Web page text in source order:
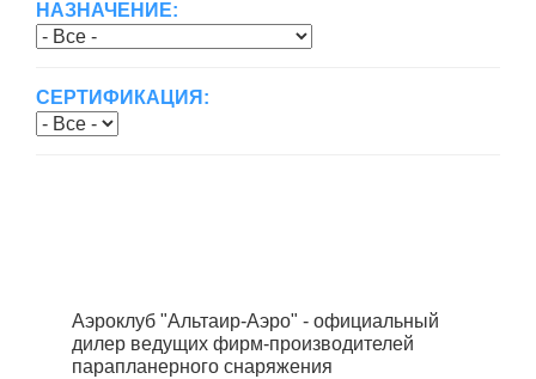
НАЗНАЧЕНИЕ:
СЕРТИФИКАЦИЯ:
Аэроклуб "Альтаир-Аэро" - официальный
дилер ведущих фирм-производителей
парапланерного снаряжения